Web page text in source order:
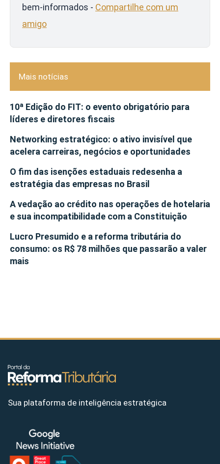
bem-informados - Compartilhe com um
amigo
Mais notícias
10ª Edição do FIT: o evento obrigatório para
líderes e diretores fiscais
Networking estratégico: o ativo invisível que
acelera carreiras, negócios e oportunidades
O fim das isenções estaduais redesenha a
estratégia das empresas no Brasil
A vedação ao crédito nas operações de hotelaria
e sua incompatibilidade com a Constituição
Lucro Presumido e a reforma tributária do
consumo: os R$ 78 milhões que passarão a valer
mais
Sua plataforma de inteligência estratégica